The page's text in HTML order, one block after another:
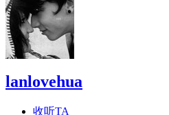
lanlovehua
收听TA